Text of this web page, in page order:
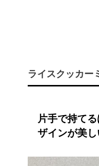
ライスクッカー
片手で持て
ザインが美